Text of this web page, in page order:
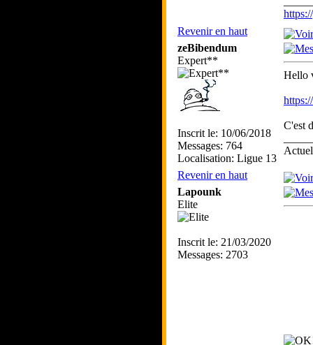
Revenir en haut
zeBibendum
Expert**
Inscrit le: 10/06/2018
Messages: 764
Localisation: Ligue 13
Hello
C'est
Revenir en haut
Lapounk
Elite
Inscrit le: 21/03/2020
Messages: 2703